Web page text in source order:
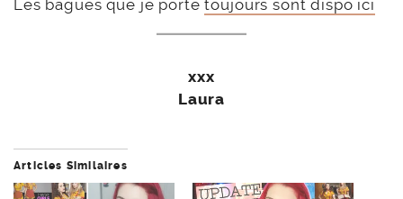
Les bagues que je portetoujours sont dispo ici
xxx
Laura
Articles Similaires